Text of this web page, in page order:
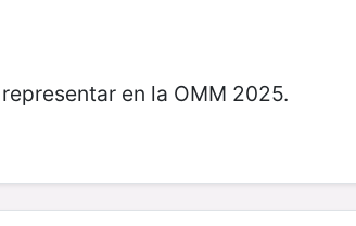
en la OMM 2025.